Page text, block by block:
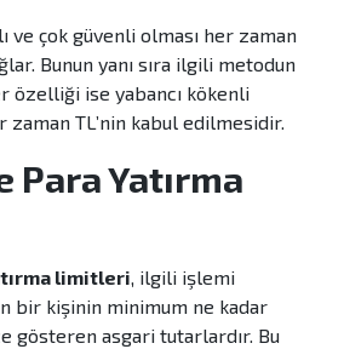
ve çok güvenli olması her zaman
Bunun yanı sıra ilgili metodun
özelliği ise yabancı kökenli
zaman TL’nin kabul edilmesidir.
Para Yatırma
limitleri, ilgili işlemi
bir kişinin minimum ne kadar
gösteren asgari tutarlardır. Bu